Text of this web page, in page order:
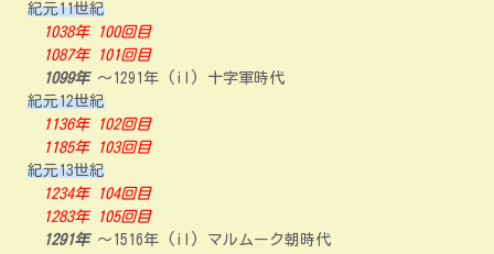
紀元11世紀
1038年 100回目
1087年 101回目
1099年 ～1291年 (il) 十字軍時代
紀元12世紀
1136年 102回目
1185年 103回目
紀元13世紀
1234年 104回目
1283年 105回目
1291年 ～1516年 (il) マルムーク朝時代